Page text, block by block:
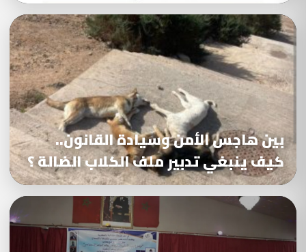
بين هاجس الأمن وسيادة القانون..
كيف ينبغي تدبير ملف الكلاب الضالة ؟